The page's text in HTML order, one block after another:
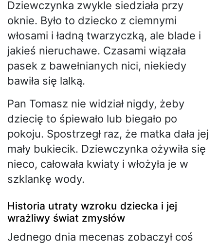
Dziewczynka zwykle siedziała przy
oknie. Było to dziecko z ciemnymi
włosami i ładną twarzyczką, ale blade i
jakieś nieruchawe. Czasami wiązała
pasek z bawełnianych nici, niekiedy
bawiła się lalką.
Pan Tomasz nie widział nigdy, żeby
dziecię to śpiewało lub biegało po
pokoju. Spostrzegł raz, że matka dała jej
mały bukiecik. Dziewczynka ożywiła się
nieco, całowała kwiaty i włożyła je w
szklankę wody.
Historia utraty wzroku dziecka i jej
wrażliwy świat zmysłów
Jednego dnia mecenas zobaczył coś